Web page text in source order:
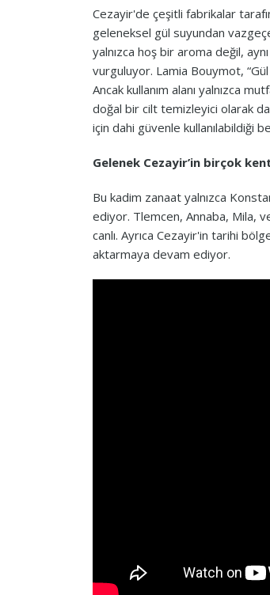
Cezayir'de çeşitli fabrikalar
geleneksel gül suyundan
yalnızca hoş bir aroma değil,
vurguluyor. Lamia Bouymot,
Ancak kullanım alanı yalnızca
doğal bir cilt temizleyici olarak
için dahi güvenle kullanılabildiği
Gelenek Cezayir’in birçok
Bu kadim zanaat yalnızca
ediyor. Tlemcen, Annaba, Mila,
canlı. Ayrıca Cezayir'in tarihi
aktarmaya devam ediyor.